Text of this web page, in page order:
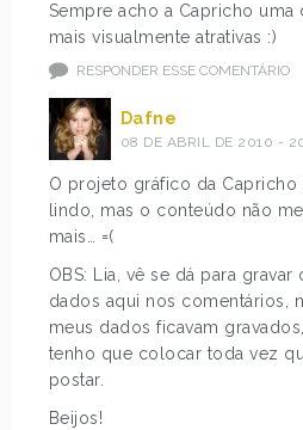
Sempre acho a Capricho uma
mais visualmente atrativas :)
RESPONDER ESSE COMENTÁRIO
Dafne
08 DE ABRIL DE 2010 -
O projeto gráfico da Capricho
lindo, mas o conteúdo não
mais… =(
OBS: Lia, vê se dá para gravar
dados aqui nos comentários,
meus dados ficavam
tenho que colocar toda vez
postar.
Beijos!